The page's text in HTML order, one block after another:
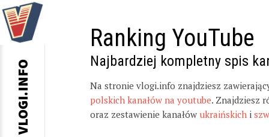
Ranking YouTube
Najbardziej kompletny spis
Na stronie vlogi.info znajdziesz
polskich kanałów na youtube. Znajdziesz
oraz zestawienie kanałów ukraińskich i
VLOGI.INFO